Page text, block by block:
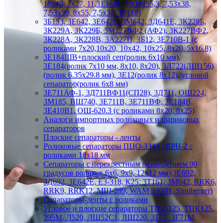
10х40, 7х27, 11,313х49, 7,938х55,3, 7,53х38,
7,53х39, 8х55, 7,5х38, 18х18)
3Б153, 3Е642, 3Е642Е, 3М642, 3Д641Е, 3К228Б,
3К229А, 3К229Б, 3М227ВФ2 (АФ2), 3К227ВФ2,
3К228А, 3К228В, 3А227П, 3Б12, 3Е710В-1 (с
роликами 7х20,10х20, 10х42, 10х25, 8х20, 5х16.8)
3Е184ШВ+плоский сеп(ролик 6х10 мм),
3Е184(ролик 7х10 мм, 8х10, 8х20), 3Л722(ЛШ156)
(ролик 6.35х29.8 мм), 3Е12(ролик 8х12), угловой
сепаратор(ролик 6х8 мм)
3Е711АФ-1, 3Д711ВФ11(СП28), 3Д711, ОШ224,
3М185, ВШ740, 3Е711В, 3Е711ВФ, 3Е184В,
3Е410В1, ОШ-620.3 (с роликами 8х20, 8х25)
Аналоги импортных роликовых и шариковых
сепараторов
Плоские сепараторы - ленты
Роликовые сепараторы ПЦО-3344 , ВРН-2 с
роликами 18х18 мм
Сепараторы с перекрестным размещением 90
градусов роликов 6х6, 9х9, 12х12 мм (3Е692,
3Д692, 3Е642Е, Е3-318, К25, 3Т161, 3М642, RRK6,
RRK9, RRK12, МШ-289, WAM 300/11, Shniberger)
Сепараторы-ленты с роликами
Угловое и плоские сепараторы ТПК-125, ТПК125,
395М, Л520, ЛШ52С1, ЛШ220, 3Г71, 3Г71М,